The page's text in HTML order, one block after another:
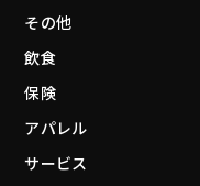
その他
飲食
保険
アパレル
サービス